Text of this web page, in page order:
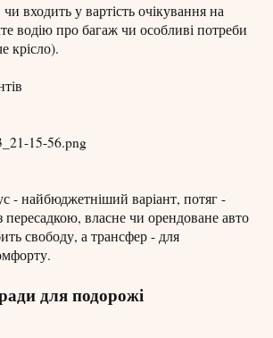
входить у вартість очікування на
водію про багаж чи особливі потреби
крісло).
- найбюджетніший варіант, потяг -
власне чи орендоване авто
свободу, а трансфер - для
для подорожі